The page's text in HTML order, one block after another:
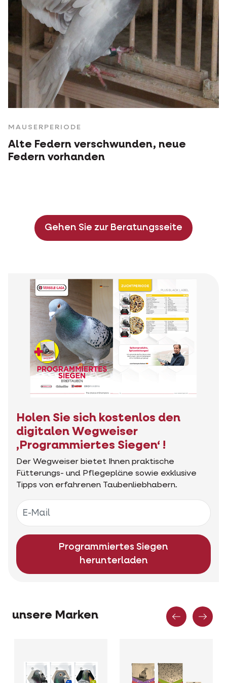
MAUSERPERIODE
Alte Federn verschwunden, neue
Federn vorhanden
Gehen Sie zur Beratungsseite
Holen Sie sich kostenlos den
digitalen Wegweiser
‚Programmiertes Siegen‘ !
Der Wegweiser bietet Ihnen praktische
Fütterungs- und Pflegepläne sowie exklusive
Tipps von erfahrenen Taubenliebhabern.
Programmiertes Siegen
herunterladen
unsere Marken Vorher